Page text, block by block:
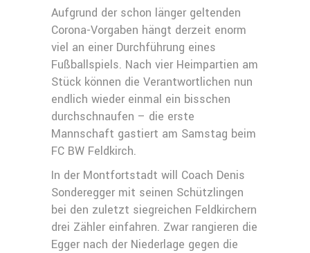
Aufgrund der schon länger geltenden
Corona-Vorgaben hängt derzeit enorm
viel an einer Durchführung eines
Fußballspiels. Nach vier Heimpartien am
Stück können die Verantwortlichen nun
endlich wieder einmal ein bisschen
durchschnaufen – die erste
Mannschaft gastiert am Samstag beim
FC BW Feldkirch.
In der Montfortstadt will Coach Denis
Sonderegger mit seinen Schützlingen
bei den zuletzt siegreichen Feldkirchern
drei Zähler einfahren. Zwar rangieren die
Egger nach der Niederlage gegen die